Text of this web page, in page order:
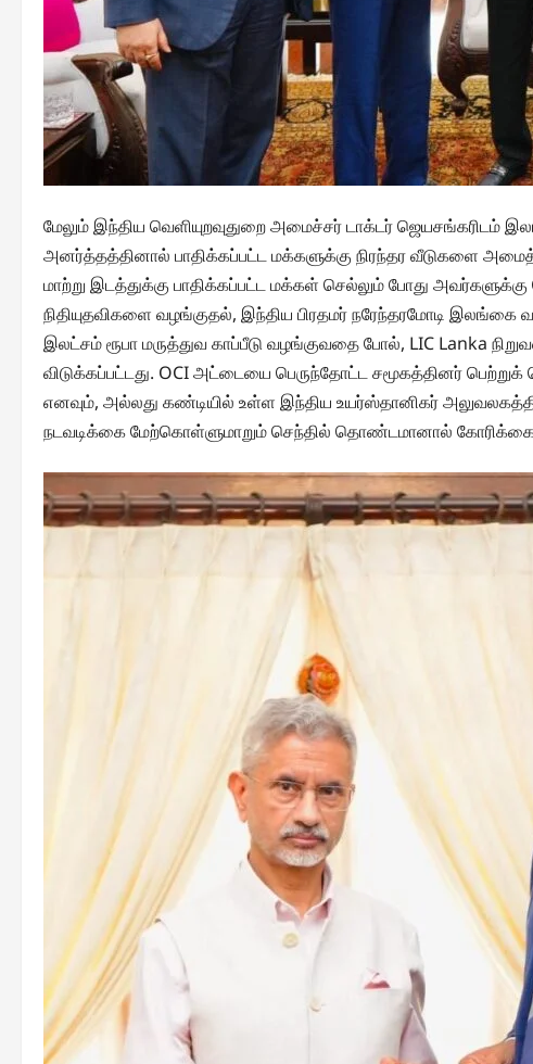
மேலும் இந்திய வெளியுறவுதுறை அமைச்சர் டாக்டர்
அனர்த்தத்தினால் பாதிக்கப்பட்ட மக்களுக்கு நிரந்தர வீடுகளை
மாற்று இடத்துக்கு பாதிக்கப்பட்ட மக்கள் செல்லும் போது
நிதியுதவிகளை வழங்குதல், இந்திய பிரதமர் நரேந்தரமோடி
இலட்சம் ரூபா மருத்துவ காப்பீடு வழங்குவதை போல், LIC Lanka
விடுக்கப்பட்டது. OCI அட்டையை பெருந்தோட்ட சமூகத்தினர்
எனவும், அல்லது கண்டியில் உள்ள இந்திய உயர்ஸ்தானிகர்
நடவடிக்கை மேற்கொள்ளுமாறும் செந்தில் தொண்டமானால்